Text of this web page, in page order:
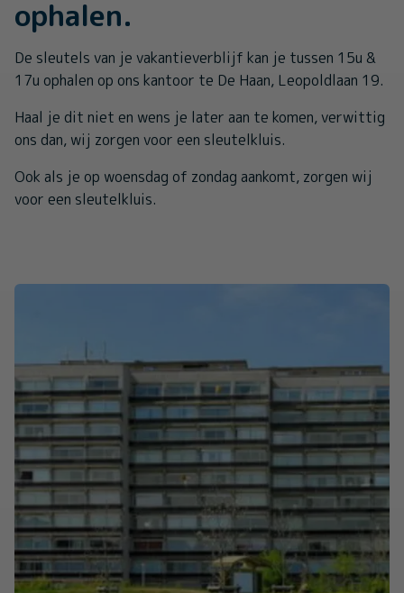
ophalen.
De sleutels van je vakantieverblijf kan je tussen 15u &
17u ophalen op ons kantoor te De Haan, Leopoldlaan 19.
Haal je dit niet en wens je later aan te komen, verwittig
ons dan, wij zorgen voor een sleutelkluis.
Ook als je op woensdag of zondag aankomt, zorgen wij
voor een sleutelkluis.